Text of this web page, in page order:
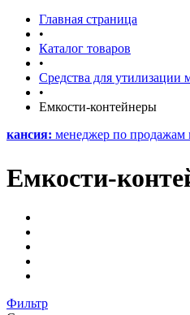
Главная страница
•
Каталог товаров
•
Средства для утилизации
•
Емкости-контейнеры
менеджер по продажам
Емкости-
Фильтр